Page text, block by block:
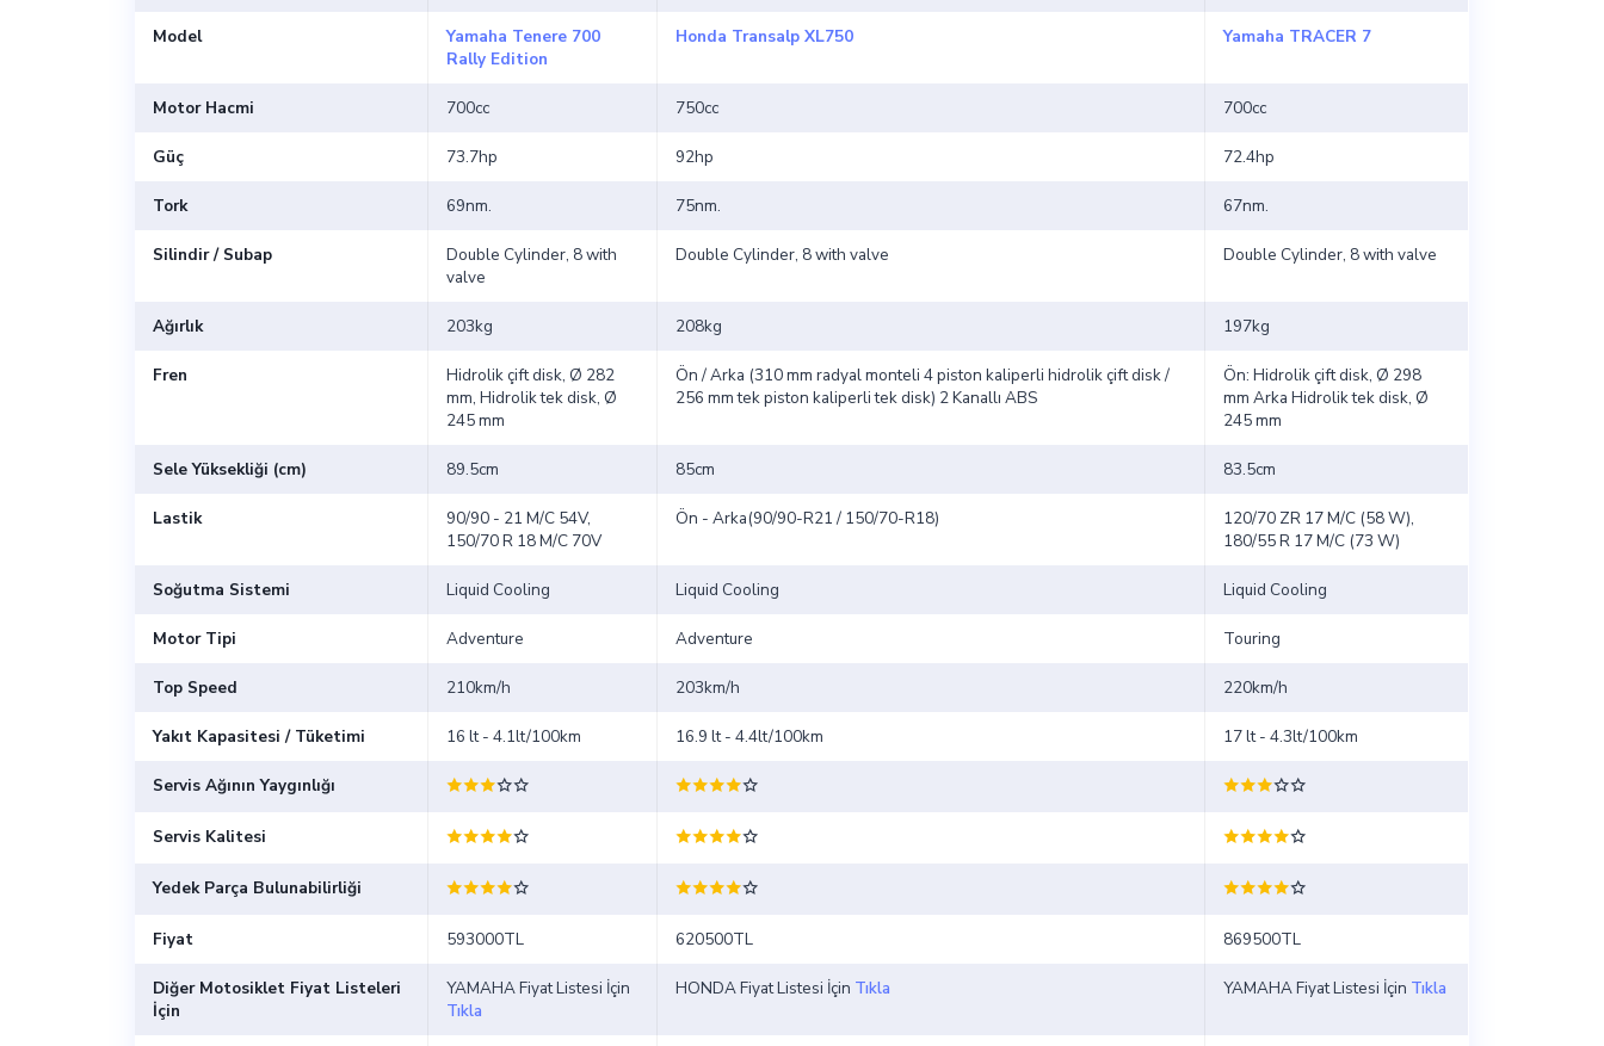
Model
Yamaha Tenere 700
Rally Edition
Honda Transalp XL750 Yamaha TRACER 7
Motor Hacmi 700cc 750cc 700cc
Güç 73.7hp 92hp 72.4hp
Tork 69nm. 75nm. 67nm.
Silindir / Subap
Double Cylinder, 8 with
valve
Double Cylinder, 8 with valve Double Cylinder, 8 with valve
Ağırlık 203kg 208kg 197kg
Fren
Hidrolik çift disk, Ø 282
mm, Hidrolik tek disk, Ø
245 mm
Ön / Arka (310 mm radyal monteli 4 piston kaliperli hidrolik çift disk /
256 mm tek piston kaliperli tek disk) 2 Kanallı ABS
Ön: Hidrolik çift disk, Ø 298
mm Arka Hidrolik tek disk, Ø
245 mm
Sele Yüksekliği (cm) 89.5cm 85cm 83.5cm
Lastik
90/90 - 21 M/C 54V,
150/70 R 18 M/C 70V
Ön - Arka(90/90-R21 / 150/70-R18)
120/70 ZR 17 M/C (58 W),
180/55 R 17 M/C (73 W)
Soğutma Sistemi Liquid Cooling Liquid Cooling Liquid Cooling
Motor Tipi Adventure Adventure Touring
Top Speed 210km/h 203km/h 220km/h
Yakıt Kapasitesi / Tüketimi 16 lt - 4.1lt/100km 16.9 lt - 4.4lt/100km 17 lt - 4.3lt/100km
Servis Ağının Yaygınlığı
Servis Kalitesi
Yedek Parça Bulunabilirliği
Fiyat 593000TL 620500TL 869500TL
Diğer Motosiklet Fiyat Listeleri
İçin
YAMAHA Fiyat Listesi İçin
Tıkla
HONDA Fiyat Listesi İçin Tıkla YAMAHA Fiyat Listesi İçin Tıkla